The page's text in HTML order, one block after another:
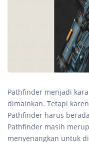
Pathfinder menjadi
dimainkan. Tetapi
Pathfinder harus
Pathfinder masih
menyenangkan untuk